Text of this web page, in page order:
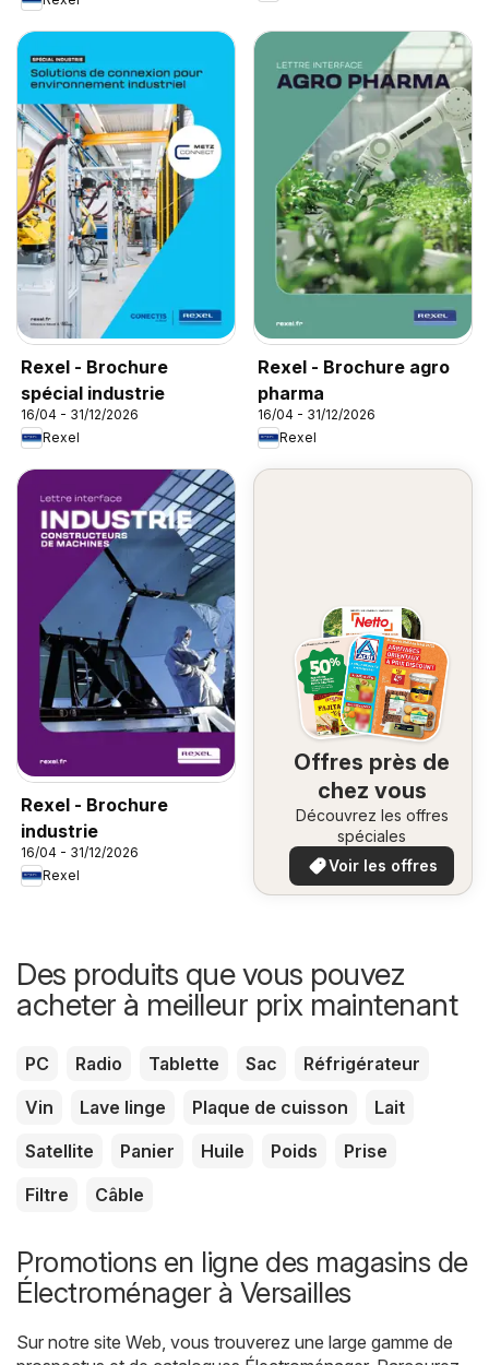
Rexel - Brochure
spécial industrie
16/04 - 31/12/2026
Rexel
Rexel - Brochure agro
pharma
16/04 - 31/12/2026
Rexel
Rexel - Brochure
industrie
16/04 - 31/12/2026
Rexel
Offres près de
chez vous
Découvrez les offres
spéciales
Voir les offres
Des produits que vous pouvez
acheter à meilleur prix maintenant
PC Radio Tablette Sac
Réfrigérateur
Vin
Lave linge Plaque de cuisson
Lait
Satellite
Panier Huile Poids
Prise
Filtre
Câble
Promotions en ligne des magasins de
Électroménager à Versailles
Sur notre site Web, vous trouverez une large gamme de